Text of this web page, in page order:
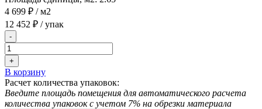
4 699 ₽ / м2
12 452 ₽ / упак
-
+
В корзину
Расчет количества упаковок:
Введите площадь помещения для автоматического расчета
количества упаковок с учетом 7% на обрезки материала